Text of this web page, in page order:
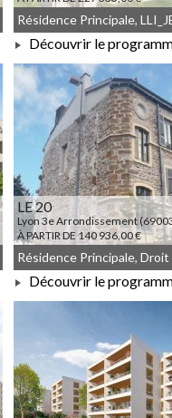
À PARTIR DE 227
Découvrir le
LE 20
Lyon 3e Arrondissement
À PARTIR DE 140 936,00 €
À PARTIR DE 140
Découvrir le